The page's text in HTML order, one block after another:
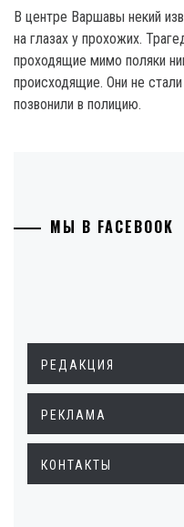
В центре Варшавы некий
на глазах у прохожих.
проходящие мимо поляки
происходящие. Они не
позвонили в полицию.
МЫ В FACEBOOK
РЕДАКЦИЯ
РЕКЛАМА
КОНТАКТЫ